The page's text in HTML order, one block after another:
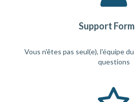
Support
Vous n'êtes pas seul(e), l'équipe
questions